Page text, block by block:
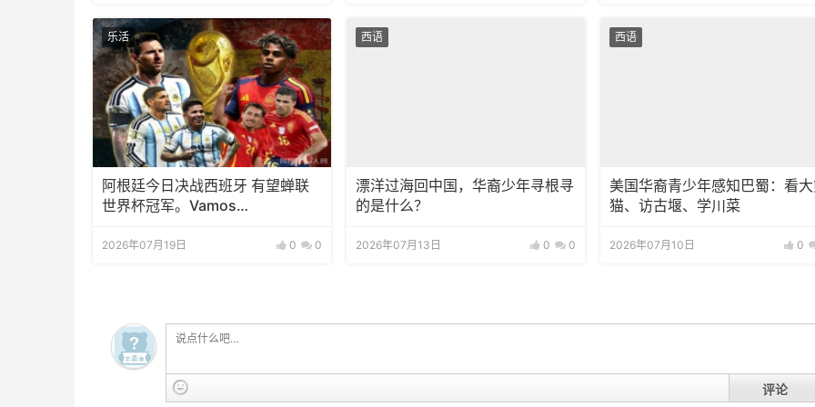
乐活
阿根廷今日决战西班牙 有望蝉联
世界杯冠军。Vamos
2026年07月19日 0 0
西语
漂洋过海回中国，华裔少年寻根寻
的是什么？
2026年07月13日 0 0
西语
美国华裔青少年感知巴蜀：看
猫、访古堰、学川菜
2026年07月10日 0
评论